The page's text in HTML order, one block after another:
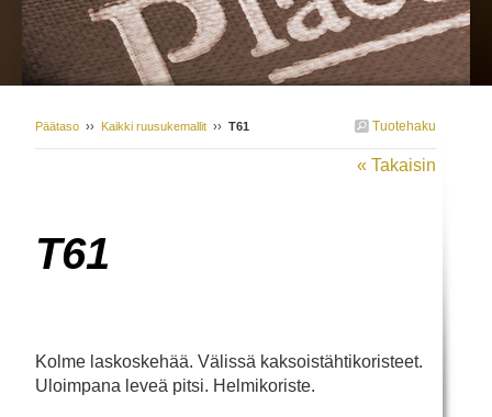
Tuotehaku
Päätaso ›› Kaikki ruusukemallit ›› T61
« Takaisin
T61
Kolme laskoskehää. Välissä kaksoistähtikoristeet.
Uloimpana leveä pitsi. Helmikoriste.